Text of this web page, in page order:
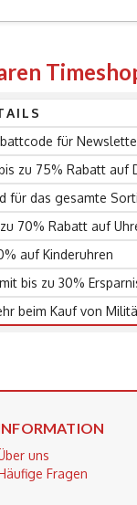
für
zu 75% Rabatt auf
für das gesamte
70% Rabatt auf
auf Kinderuhren
bis zu 30%
beim Kauf von
uns
Fragen